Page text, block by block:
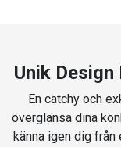
Unik
En catchy och
överglänsa dina
känna igen dig